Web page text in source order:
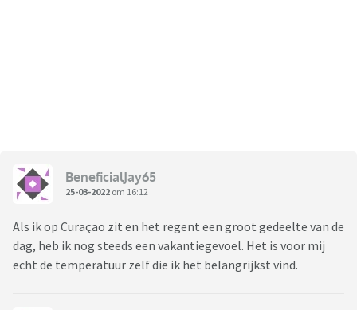
BeneficialJay65
25-03-2022 om 16:12
Als ik op Curaçao zit en het regent een groot gedeelte van de
dag, heb ik nog steeds een vakantiegevoel. Het is voor mij
echt de temperatuur zelf die ik het belangrijkst vind.